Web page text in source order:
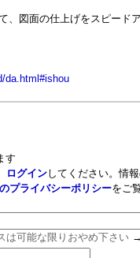
、図面の仕上げをスピー
da.html#ishou
す
ログインしてください。情
プライバシーポリシーをご
は可能な限りおやめ下さい →